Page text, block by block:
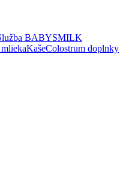
BABYSMILK
KašeColostrum doplnky